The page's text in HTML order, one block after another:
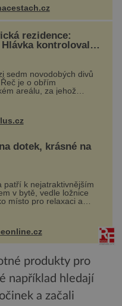
rezidence:
Hlávka kontroloval
sedm novodobých divů
je o obřím
areálu, za jehož
slavný český architekt
Ten si na něm dal
záležet. Jeho stavební
...
dotek, krásné na
patří k nejatraktivnějším
v bytě, vedle ložnice
místo pro relaxaci a
Koupelnový textil –
a koberečky –
mávnutím kouzelného
produkty pro
například hledají
a začali